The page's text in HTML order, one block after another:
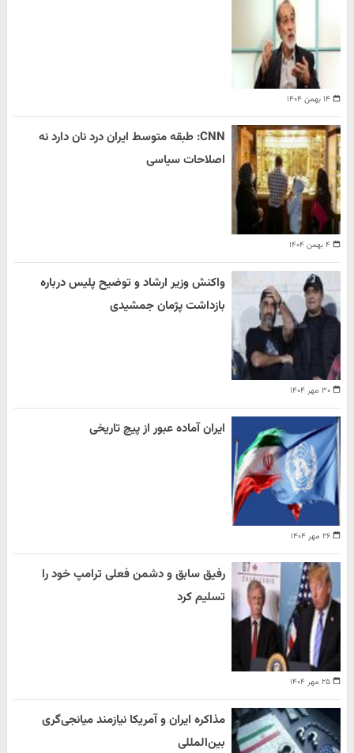
۱۴ بهمن ۱۴۰۴
۴ بهمن ۱۴۰۴
CNN: طبقه متوسط ایران درد نان دارد نه
اصلاحات سیاسی
۳۰ مهر ۱۴۰۴
واکنش وزیر ارشاد و توضیح پلیس درباره
بازداشت پژمان جمشیدی
۲۶ مهر ۱۴۰۴
ایران آماده عبور از پیچ تاریخی
۲۵ مهر ۱۴۰۴
رفیق سابق و دشمن فعلی ترامپ خود را
تسلیم کرد
مذاکره ایران و آمریکا نیازمند میانجی‌گری
بین‌المللی